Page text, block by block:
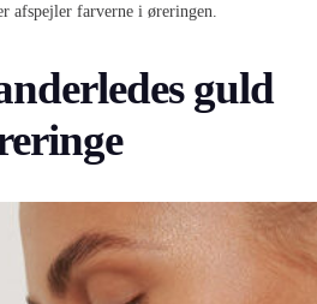
afspejler farverne i øreringen.
guld